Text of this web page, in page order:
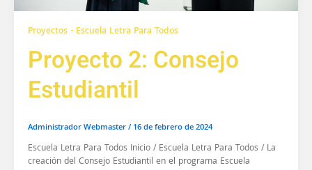
Proyectos - Escuela Letra Para Todos
Proyecto 2: Consejo
Estudiantil
Administrador Webmaster/16 de febrero de 2024
Escuela Letra Para Todos Inicio / Escuela Letra Para Todos / La
creación del Consejo Estudiantil en el programa Escuela